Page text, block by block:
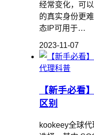
经常变化，可
的真实身份更
态IP可用于…
2023-11-07
代理科普
【新手必看
区别
kookeey全球